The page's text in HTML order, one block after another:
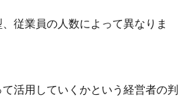
従業員の人数によって異なりま
活用していくかという経営者の判